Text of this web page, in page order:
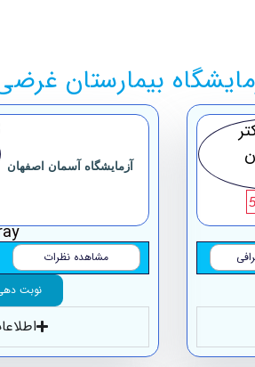
بیمارستان
آزمایشگاه ‏آسمان ‏اصفهان
مشاهده نظرات
نوبت